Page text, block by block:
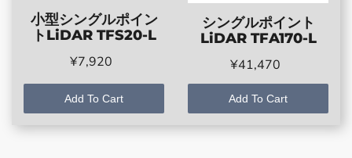
小型シングルポイン
トLiDAR TFS20-L
¥7,920
Add To Cart
シングルポイント
LiDAR TFA170-L
¥41,470
Add To Cart